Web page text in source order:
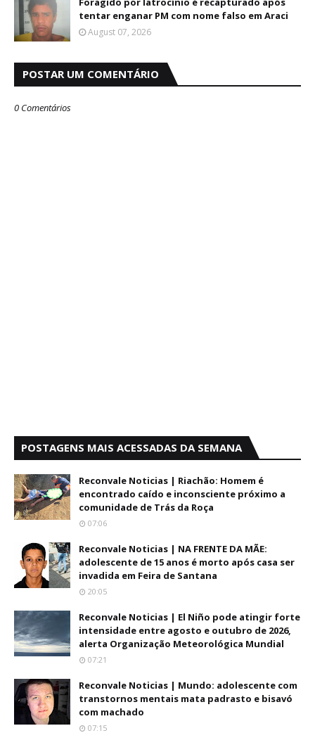
tentar enganar PM com nome falso em Araci
August 07, 2026
POSTAR UM COMENTÁRIO
0 Comentários
POSTAGENS MAIS ACESSADAS DA SEMANA
Reconvale Noticias | Riachão: Homem é
encontrado caído e inconsciente próximo a
comunidade de Trás da Roça
07:06
Reconvale Noticias | NA FRENTE DA MÃE:
adolescente de 15 anos é morto após casa ser
invadida em Feira de Santana
20:05
Reconvale Noticias | El Niño pode atingir forte
intensidade entre agosto e outubro de 2026,
alerta Organização Meteorológica Mundial
07:21
Reconvale Noticias | Mundo: adolescente com
transtornos mentais mata padrasto e bisavó
com machado
07:15